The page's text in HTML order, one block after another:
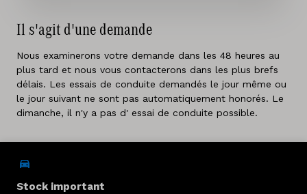
Il s'agit d'une demande
Nous examinerons votre demande dans les 48 heures au
plus tard et nous vous contacterons dans les plus brefs
délais. Les essais de conduite demandés le jour même ou
le jour suivant ne sont pas automatiquement honorés. Le
dimanche, il n'y a pas d' essai de conduite possible.
Stock important